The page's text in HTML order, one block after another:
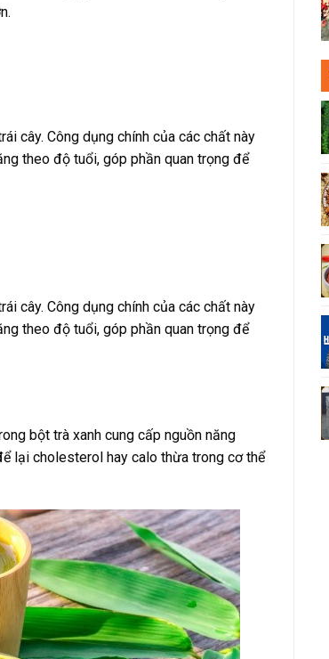
cây. Công dụng chính của các chất này
theo độ tuổi, góp phần quan trọng để
cây. Công dụng chính của các chất này
theo độ tuổi, góp phần quan trọng để
bột trà xanh cung cấp nguồn năng
lại cholesterol hay calo thừa trong cơ thể